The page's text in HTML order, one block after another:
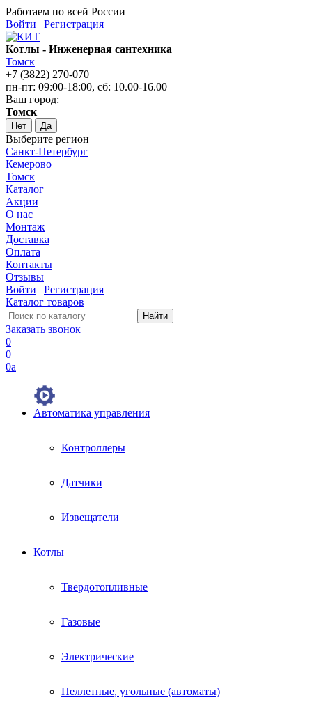
Работаем по всей России
Войти | Регистрация
Котлы - Инженерная сантехника
Томск
+7 (3822) 270-070
пн-пт: 09:00-18:00, сб: 10.00-16.00
Ваш город:
Томск
Нет Да
Выберите регион
Санкт-Петербург
Кемерово
Томск
Каталог
Акции
О нас
Монтаж
Доставка
Оплата
Контакты
Отзывы
Войти | Регистрация
Каталог товаров
Заказать звонок
0
0
0a
Автоматика управления
Контроллеры
Датчики
Извещатели
Котлы
Твердотопливные
Газовые
Электрические
Пеллетные, угольные (автоматы)